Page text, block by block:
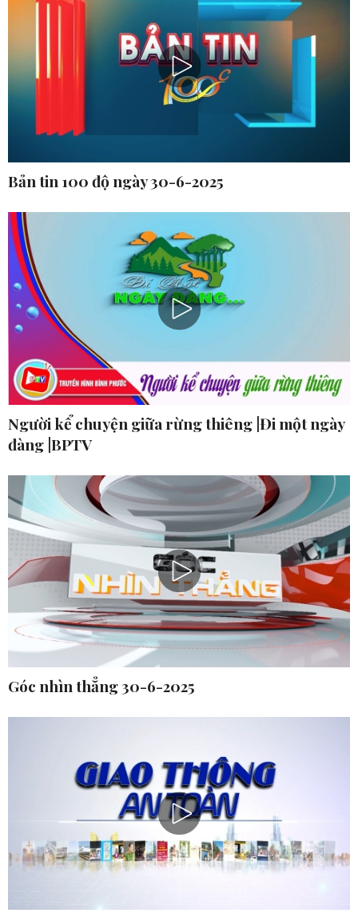
Bản tin 100 độ ngày 30-6-2025
Người kể chuyện giữa rừng thiêng |Đi một ngày
đàng |BPTV
Góc nhìn thẳng 30-6-2025